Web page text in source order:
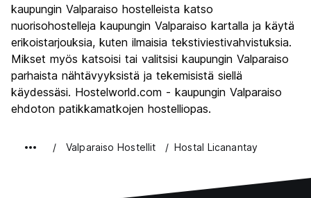
Yöelämä
Rahanarvoinen
8.4
kaupungin Valparaiso hostelleista katso
nuorisohostelleja kaupungin Valparaiso kartalla ja käytä
erikoistarjouksia, kuten ilmaisia tekstiviestivahvistuksia.
Mikset myös katsoisi tai valitsisi kaupungin Valparaiso
parhaista nähtävyyksistä ja tekemisistä siellä
käydessäsi. Hostelworld.com - kaupungin Valparaiso
ehdoton patikkamatkojen hostelliopas.
Valparaiso Hostellit Hostal Licanantay